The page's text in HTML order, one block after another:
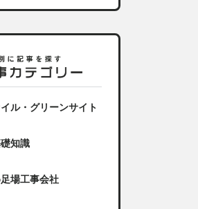
ル・グリーンサイト
知識
場工事会社